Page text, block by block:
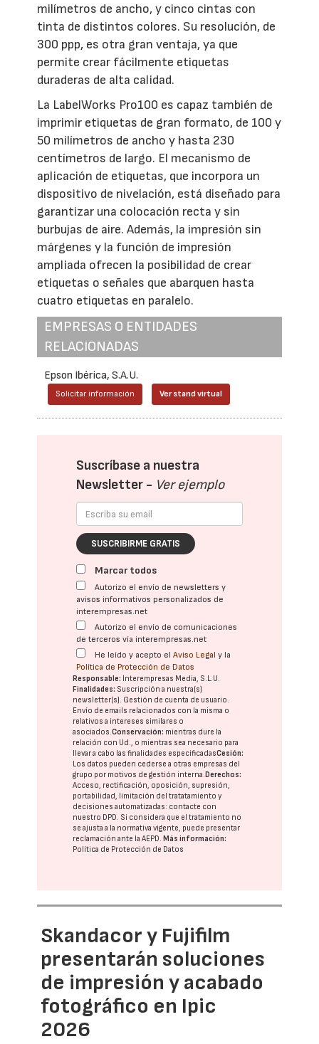
milímetros de ancho, y cinco cintas con
tinta de distintos colores. Su resolución, de
300 ppp, es otra gran ventaja, ya que
permite crear fácilmente etiquetas
duraderas de alta calidad.
La LabelWorks Pro100 es capaz también de
imprimir etiquetas de gran formato, de 100 y
50 milímetros de ancho y hasta 230
centímetros de largo. El mecanismo de
aplicación de etiquetas, que incorpora un
dispositivo de nivelación, está diseñado para
garantizar una colocación recta y sin
burbujas de aire. Además, la impresión sin
márgenes y la función de impresión
ampliada ofrecen la posibilidad de crear
etiquetas o señales que abarquen hasta
cuatro etiquetas en paralelo.
EMPRESAS O ENTIDADES
RELACIONADAS
Epson Ibérica, S.A.U.
Solicitar información Ver stand virtual
Suscríbase a nuestra
Newsletter - Ver ejemplo
SUSCRIBIRME GRATIS
Marcar todos
Autorizo el envío de newsletters y
avisos informativos personalizados de
interempresas.net
Autorizo el envío de comunicaciones
de terceros vía interempresas.net
He leído y acepto elAviso Legal y la
Política de Protección de Datos
Responsable: Interempresas Media, S.L.U.
Finalidades: Suscripción a nuestra(s)
newsletter(s). Gestión de cuenta de usuario.
Envío de emails relacionados con la misma o
relativos a intereses similares o
asociados.Conservación: mientras dure la
relación con Ud., o mientras sea necesario para
llevar a cabo las finalidades especificadasCesión:
Los datos pueden cederse a otras empresas del
grupo por motivos de gestión interna. Derechos:
Acceso, rectificación, oposición, supresión,
portabilidad, limitación del tratatamiento y
decisiones automatizadas: contacte con
nuestro DPD. Si considera que el tratamiento no
se ajusta a la normativa vigente, puede presentar
reclamación ante laAEPD. Más información:
Política de Protección de Datos
Skandacor y Fujifilm
presentarán soluciones
de impresión y acabado
fotográfico en Ipic
2026